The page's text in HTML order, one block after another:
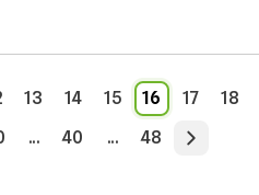
13 14 15 16 17
18
... 40 ... 48